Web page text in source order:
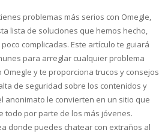
problemas más serios con Omegle,
lista de soluciones que hemos hecho,
complicadas. Este artículo te guiará
para arreglar cualquier problema
y te proporciona trucos y consejos
de seguridad sobre los contenidos y
anonimato le convierten en un sitio que
todo por parte de los más jóvenes.
donde puedes chatear con extraños al